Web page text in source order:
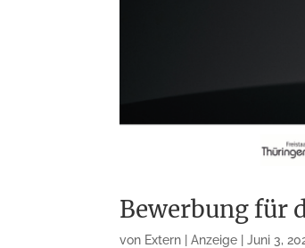
Bewerbung für
von Extern | Anzeige |Juni 3,